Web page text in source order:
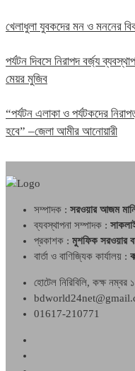
খেলাধুলা যুবকদের মন ও মননের
পর্যটন দিবসে নিরাপদ বর্জ্য
মেয়র মুজিব
“পর্যটন এলাকা ও পর্যটকদের
হবে” –জেলা আমীর আনোয়ারী
সম্পাদক : সরওয়ার আজম
ব্যবস্থাপনা সম্পাদক :
প্রকাশক : মুশফিক সরওয়ার
বার্তা ও বাণিজ্যিক কার্যালয় :
হোটেল নিরিবিলি, কক্ষ নম্বর
01617-210771